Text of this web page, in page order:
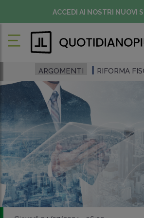
ACCEDI AI NOSTRI NUOVI
ARGOMENTI RIFORMA